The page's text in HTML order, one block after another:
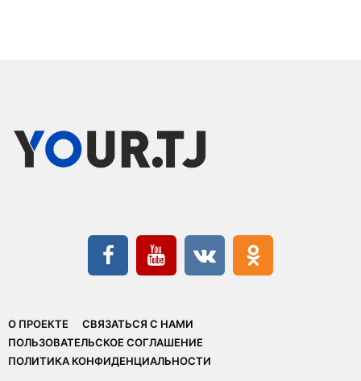
О ПРОЕКТЕ
СВЯЗАТЬСЯ С НАМИ
ПОЛЬЗОВАТЕЛЬСКОЕ СОГЛАШЕНИЕ
ПОЛИТИКА КОНФИДЕНЦИАЛЬНОСТИ